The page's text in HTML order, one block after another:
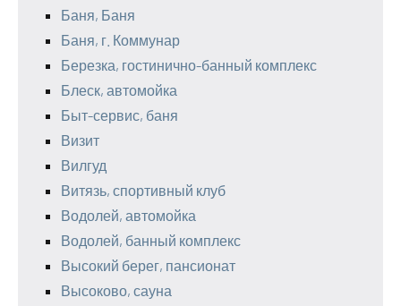
Баня, Баня
Баня, г. Коммунар
Березка, гостинично-банный комплекс
Блеск, автомойка
Быт-сервис, баня
Визит
Вилгуд
Витязь, спортивный клуб
Водолей, автомойка
Водолей, банный комплекс
Высокий берег, пансионат
Высоково, сауна